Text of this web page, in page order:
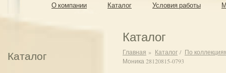
О компании Каталог Условия работы
Каталог
Каталог
Главная » Каталог / По
Моника 28120815-0793